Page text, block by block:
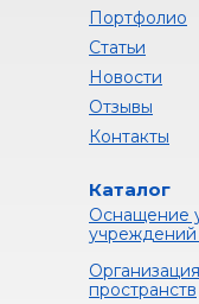
Каталог
пространств
Оснащение
Портфолио
Статьи
Новости
Отзывы
Контакты